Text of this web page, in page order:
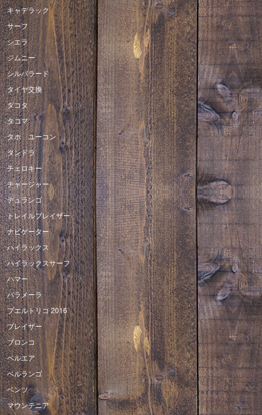
キャデラック
サーフ
シエラ
ジムニー
シルバラード
タイヤ交換
ダコタ
タコマ
タホ ユーコン
タンドラ
チェロキー
チャージャー
デュランゴ
トレイルブレイザー
ナビゲーター
ハイラックス
ハイラックスサーフ
ハマー
パラメーラ
プエルトリコ 2016
ブレイザー
ブロンコ
ベルエア
ベルランゴ
ベンツ
マウンテニア